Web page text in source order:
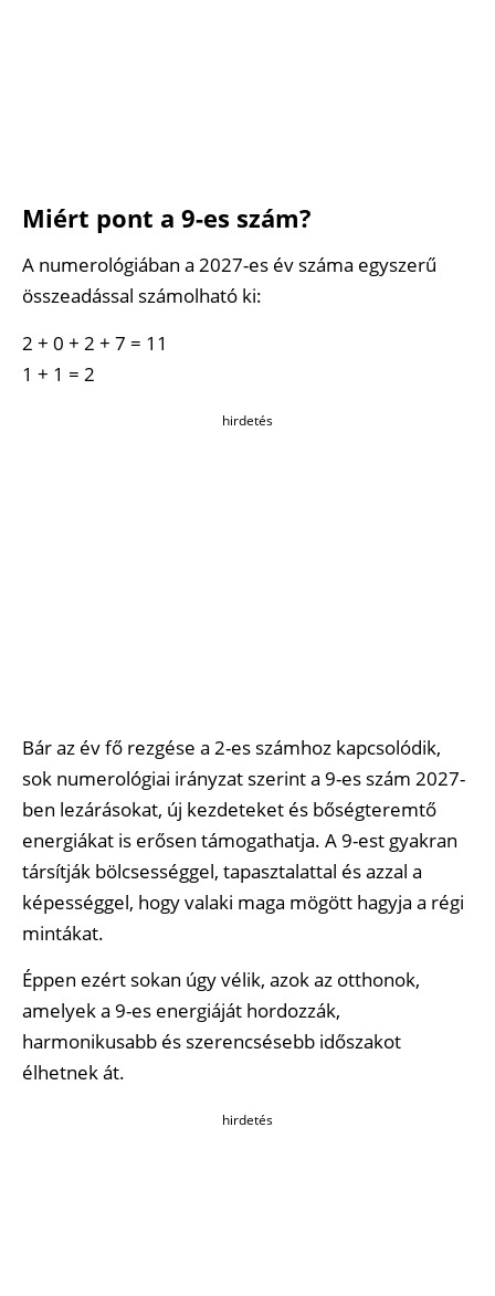
Miért pont a 9-es szám?
A numerológiában a 2027-es év száma egyszerű
összeadással számolható ki:
2 + 0 + 2 + 7 = 11
1 + 1 = 2
hirdetés
Bár az év fő rezgése a 2-es számhoz kapcsolódik,
sok numerológiai irányzat szerint a 9-es szám 2027-
ben lezárásokat, új kezdeteket és bőségteremtő
energiákat is erősen támogathatja. A 9-est gyakran
társítják bölcsességgel, tapasztalattal és azzal a
képességgel, hogy valaki maga mögött hagyja a régi
mintákat.
Éppen ezért sokan úgy vélik, azok az otthonok,
amelyek a 9-es energiáját hordozzák,
harmonikusabb és szerencsésebb időszakot
élhetnek át.
hirdetés